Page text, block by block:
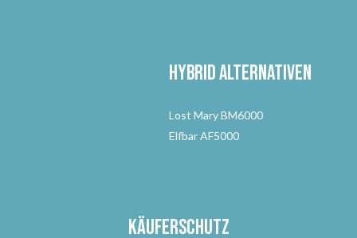
Hybrid Alternativen
Lost Mary BM6000
Elfbar AF5000
Käuferschutz